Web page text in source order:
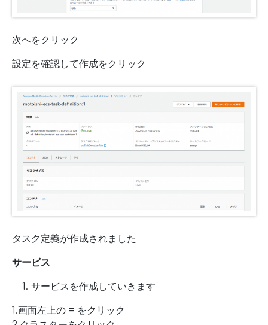
次へをクリック
設定を確認して作成をクリック
タスク定義が作成されました
サービス
サービスを作成していきます
1.画面左上の ≡ をクリック